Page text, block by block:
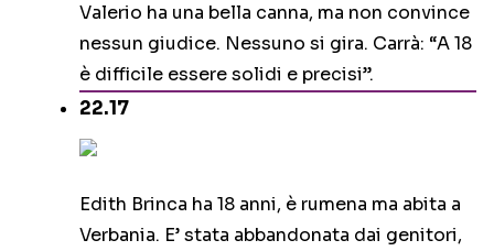
Valerio ha una bella canna, ma non convince
nessun giudice. Nessuno si gira. Carrà: “A 18
è difficile essere solidi e precisi”.
22.17
Edith Brinca ha 18 anni, è rumena ma abita a
Verbania. E’ stata abbandonata dai genitori,